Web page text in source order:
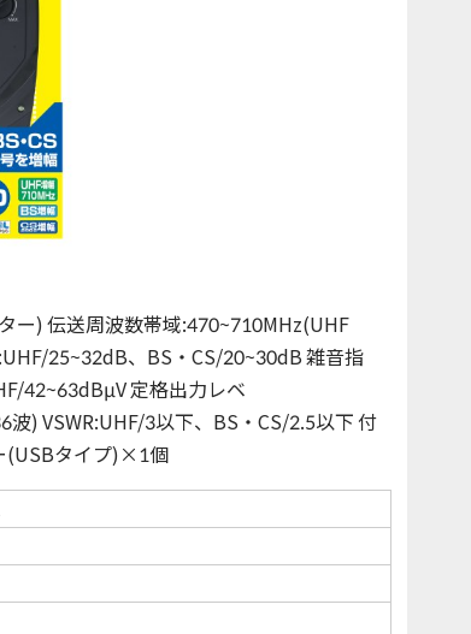
ー) 伝送周波数帯域:470~710MHz(UHF
25~32dB、BS・CS/20~30dB 雑音指
42~63dBμV 定格出力レベ
) VSWR:UHF/3以下、BS・CS/2.5以下 付
(USBタイプ)×1個